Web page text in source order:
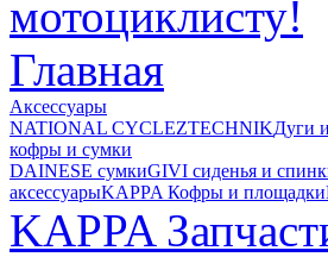
Главная
Аксессуары
NATIONAL CYCLEZTECHNIKДуги
кофры и сумки
DAINESE сумкиGIVI cиденья и
аксессуарыKAPPA Кофры и площадки
KAPPA